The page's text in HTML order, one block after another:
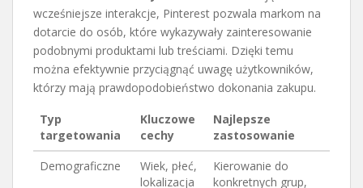
wcześniejsze interakcje, Pinterest pozwala markom na
dotarcie do osób, które wykazywały zainteresowanie
podobnymi produktami lub treściami. Dzięki temu
można efektywnie przyciągnąć uwagę użytkowników,
którzy mają prawdopodobieństwo dokonania zakupu.
Typ
targetowania
Kluczowe
cechy
Najlepsze
zastosowanie
Demograficzne
Wiek, płeć,
lokalizacja
Kierowanie do
konkretnych grup,